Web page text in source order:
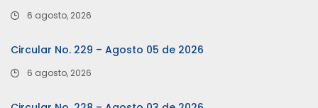
6 agosto, 2026
Circular No. 229 – Agosto 05 de 2026
6 agosto, 2026